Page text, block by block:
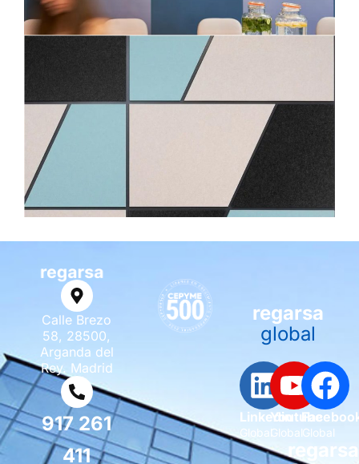
Calle Brezo
58, 28500,
Arganda del
Rey. Madrid
917 261
411
regarsa
global
Linkedin
Global
Youtube
GlobalGlobal
regarsa